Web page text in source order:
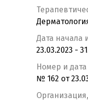
Дата начала
23.03.2023 -
Номер и
№ 162 от